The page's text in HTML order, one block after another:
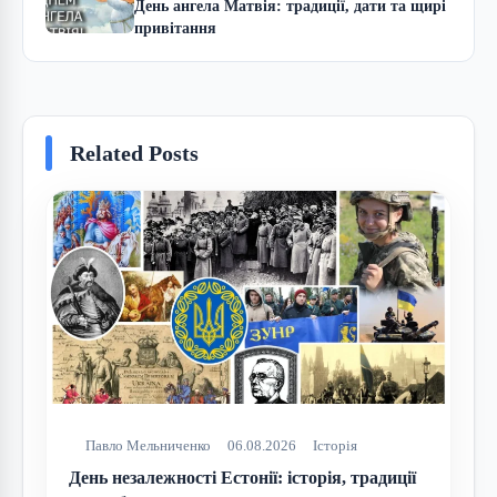
День ангела Матвія: традиції, дати та щирі
привітання
Related Posts
Павло Мельниченко 06.08.2026 Історія
День незалежності Естонії: історія, традиції